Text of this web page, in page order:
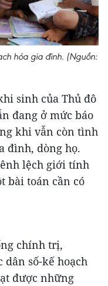
hóa gia đình. (Nguồn:
sinh của Thủ đô
đang ở mức báo
khi vẫn còn tình
đình, dòng họ.
lệch giới tính
bài toán cần có
chính trị,
dân số-kế hoạch
được những